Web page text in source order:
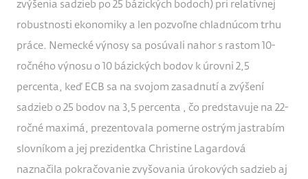
zvýšenia sadzieb po 25 bázických bodoch) pri relatívnej
robustnosti ekonomiky a len pozvoľne chladnúcom trhu
práce. Nemecké výnosy sa posúvali nahor s rastom 10-
ročného výnosu o 10 bázických bodov k úrovni 2,5
percenta, keď ECB sa na svojom zasadnutí a zvýšení
sadzieb o 25 bodov na 3,5 percenta , čo predstavuje na 22-
ročné maximá, prezentovala pomerne ostrým jastrabím
slovníkom a jej prezidentka Christine Lagardová
naznačila pokračovanie zvyšovania úrokových sadzieb aj